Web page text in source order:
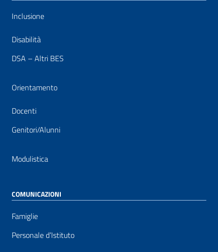
Inclusione
Disabilità
DSA – Altri BES
Orientamento
Docenti
Genitori/Alunni
Modulistica
COMUNICAZIONI
Famiglie
Personale d’Istituto